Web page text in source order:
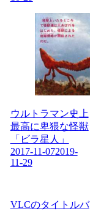
ウルトラマン史上
最高に卑猥な怪獣
「ビラ星人」
2017-11-072019-
11-29
VLCのタイトルバ